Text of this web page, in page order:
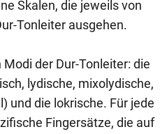
Skalen, die jeweils von
Tonleiter ausgehen.
der Dur-Tonleiter: die
lydische, mixolydische,
und die lokrische. Für jede
Fingersätze, die auf